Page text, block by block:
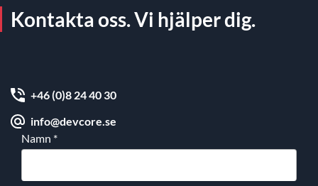
Kontakta oss. Vi hjälper dig.
+46 (0)8 24 40 30
info@devcore.se
Namn *